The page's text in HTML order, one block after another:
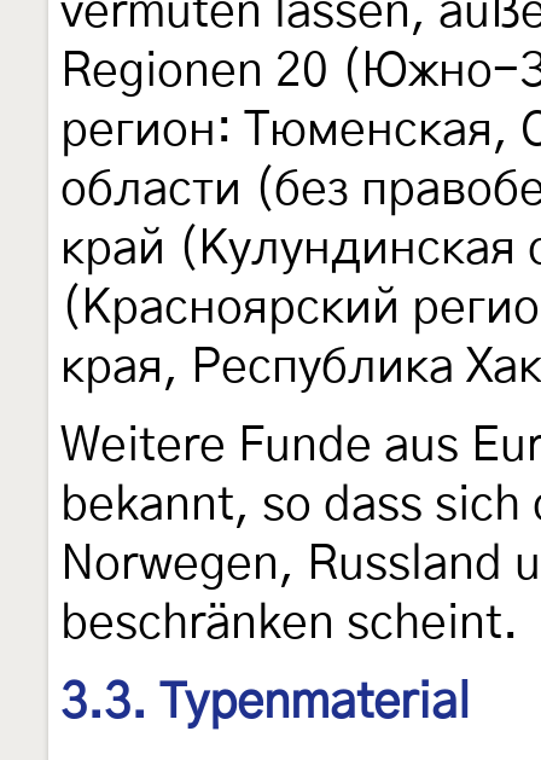
vermuten lassen,
Regionen 20 (Южно-
регион: Тюменская,
области (без
край (Кулундинская
(Красноярский
края, Республика
Weitere Funde aus
bekannt, so dass sich
Norwegen, Russland
beschränken scheint.
3.3. Typenmaterial